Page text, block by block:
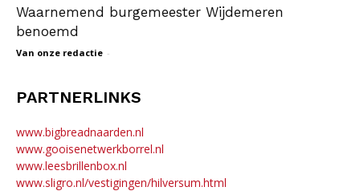
Waarnemend burgemeester Wijdemeren
benoemd
Van onze redactie -
PARTNERLINKS
www.bigbreadnaarden.nl
www.gooisenetwerkborrel.nl
www.leesbrillenbox.nl
www.sligro.nl/vestigingen/hilversum.html